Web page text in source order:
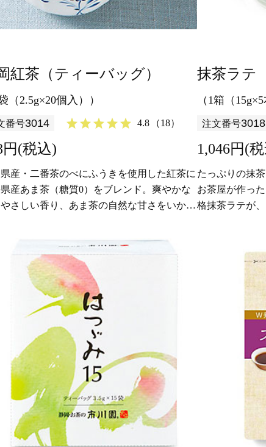
紅茶（ティーバッグ）
袋（2.5g×20個入））
番号3014 4.8 （18）
円(税込)
産・二番茶のべにふうきを使用した紅茶に
産あま茶（糖質0）をブレンド。爽やかな
さしい香り、あま茶の自然な甘さをいかし
抹茶ラテ
（1箱（15g×5
注文番号3018
1,046円(
たっぷりの抹
お茶屋が作っ
格抹茶ラテが